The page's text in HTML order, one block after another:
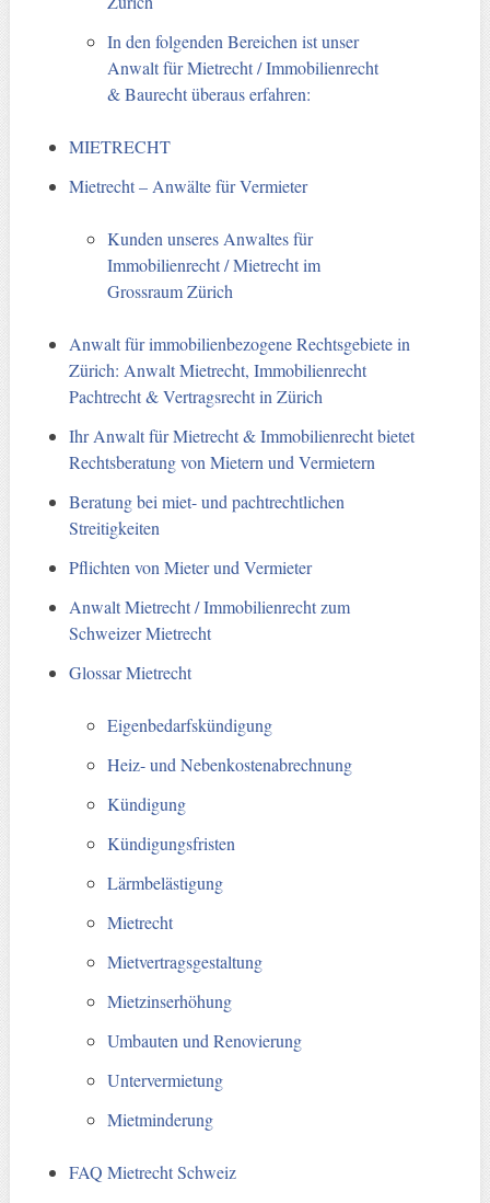
In den folgenden Bereichen ist unser
Anwalt für Mietrecht / Immobilienrecht
& Baurecht überaus erfahren:
MIETRECHT
Mietrecht – Anwälte für Vermieter
Kunden unseres Anwaltes für
Immobilienrecht / Mietrecht im
Grossraum Zürich
Anwalt für immobilienbezogene Rechtsgebiete in
Zürich: Anwalt Mietrecht, Immobilienrecht
Pachtrecht & Vertragsrecht in Zürich
Ihr Anwalt für Mietrecht & Immobilienrecht bietet
Rechtsberatung von Mietern und Vermietern
Beratung bei miet- und pachtrechtlichen
Streitigkeiten
Pflichten von Mieter und Vermieter
Anwalt Mietrecht / Immobilienrecht zum
Schweizer Mietrecht
Glossar Mietrecht
Eigenbedarfskündigung
Heiz- und Nebenkostenabrechnung
Kündigung
Kündigungsfristen
Lärmbelästigung
Mietrecht
Mietvertragsgestaltung
Mietzinserhöhung
Umbauten und Renovierung
Untervermietung
Mietminderung
FAQ Mietrecht Schweiz